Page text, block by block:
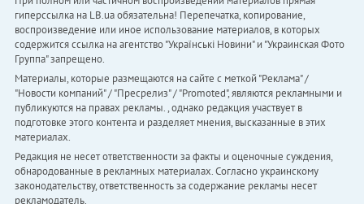
гиперссылка на LB.ua обязательна! Перепечатка, копирование,
воспроизведение или иное использование материалов, в которых
содержится ссылка на агентство "Українськi Новини" и "Украинская Фото
Группа" запрещено.
Материалы, которые размещаются на сайте с меткой "Реклама" /
"Новости компаний" / "Пресрелиз" / "Promoted", являются рекламными и
публикуются на правах рекламы. , однако редакция участвует в
подготовке этого контента и разделяет мнения, высказанные в этих
материалах.
Редакция не несет ответственности за факты и оценочные суждения,
обнародованные в рекламных материалах. Согласно украинскому
законодательству, ответственность за содержание рекламы несет
рекламодатель.